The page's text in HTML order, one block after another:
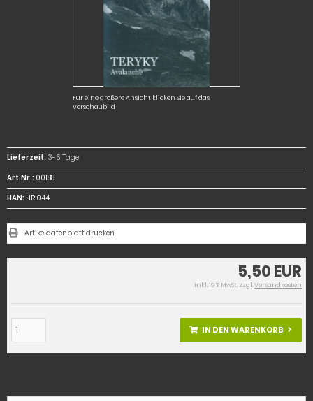
Für eine größere Ansicht klicken Sie auf das
Vorschaubild
5,50 EUR
inkl. 19 % MwSt. zzgl.Versandkosten
IN DEN WARENKORB
Lieferzeit: 3-6 Tage
Art.Nr.: 00188
HAN: HR 044
Artikeldatenblatt drucken